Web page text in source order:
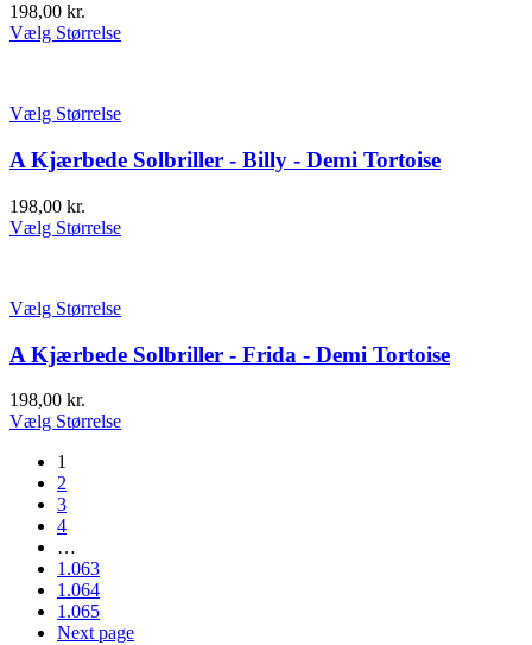
198,00 kr.
Vælg Størrelse
Vælg Størrelse
A Kjærbede Solbriller - Billy - Demi Tortoise
198,00 kr.
Vælg Størrelse
Vælg Størrelse
A Kjærbede Solbriller - Frida - Demi Tortoise
198,00 kr.
Vælg Størrelse
1
2
3
4
…
1.063
1.064
1.065
Next page